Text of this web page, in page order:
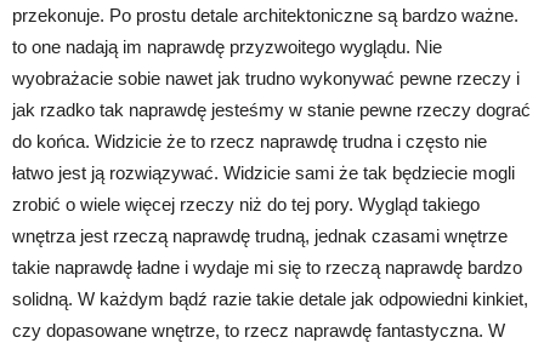
przekonuje. Po prostu detale architektoniczne są bardzo ważne.
to one nadają im naprawdę przyzwoitego wyglądu. Nie
wyobrażacie sobie nawet jak trudno wykonywać pewne rzeczy i
jak rzadko tak naprawdę jesteśmy w stanie pewne rzeczy dograć
do końca. Widzicie że to rzecz naprawdę trudna i często nie
łatwo jest ją rozwiązywać. Widzicie sami że tak będziecie mogli
zrobić o wiele więcej rzeczy niż do tej pory. Wygląd takiego
wnętrza jest rzeczą naprawdę trudną, jednak czasami wnętrze
takie naprawdę ładne i wydaje mi się to rzeczą naprawdę bardzo
solidną. W każdym bądź razie takie detale jak odpowiedni kinkiet,
czy dopasowane wnętrze, to rzecz naprawdę fantastyczna. W